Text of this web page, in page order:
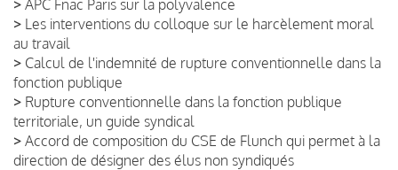
> APC Fnac Paris sur la polyvalence
> Les interventions du colloque sur le harcèlement moral
au travail
> Calcul de l'indemnité de rupture conventionnelle dans la
fonction publique
> Rupture conventionnelle dans la fonction publique
territoriale, un guide syndical
> Accord de composition du CSE de Flunch qui permet à la
direction de désigner des élus non syndiqués